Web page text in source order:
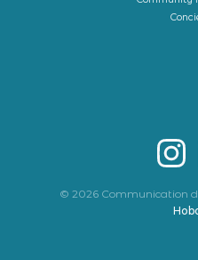
© 2026 Communication